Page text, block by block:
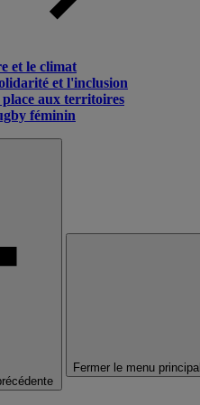
et le climat
et l'inclusion
aux territoires
féminin
Fermer le menu principal